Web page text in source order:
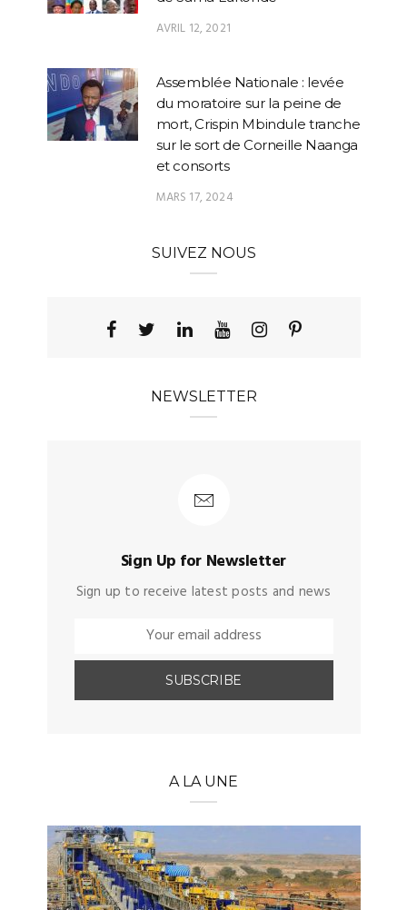
AVRIL 12, 2021
Assemblée Nationale : levée
du moratoire sur la peine de
mort, Crispin Mbindule tranche
sur le sort de Corneille Naanga
et consorts
MARS 17, 2024
SUIVEZ NOUS
NEWSLETTER
Sign Up for Newsletter
Sign up to receive latest posts and news
A LA UNE